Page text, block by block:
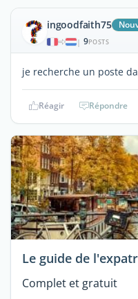
ingoodfaith75
| 9POSTS
je recherche un poste
Réagir Répondre
Le guide de
Complet et gratuit